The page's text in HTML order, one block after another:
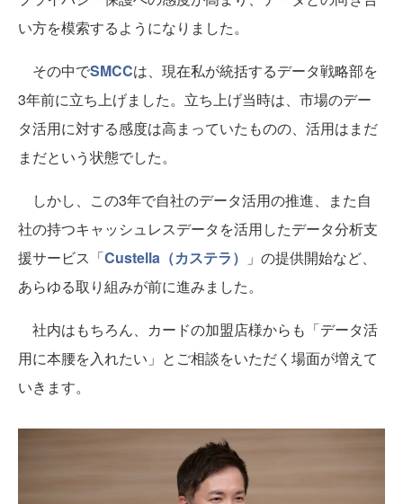
い方を模索するようになりました。
その中でSMCCは、現在私が統括するデータ戦略部を
3年前に立ち上げました。立ち上げ当時は、市場のデー
タ活用に対する感度は高まっていたものの、活用はまだ
まだという状態でした。
しかし、この3年で自社のデータ活用の推進、また自
社の持つキャッシュレスデータを活用したデータ分析支
援サービス「Custella（カステラ）
」の提供開始など、
あらゆる取り組みが前に進みました。
社内はもちろん、カードの加盟店様からも「データ活
用に本腰を入れたい」とご相談をいただく場面が増えて
いきます。